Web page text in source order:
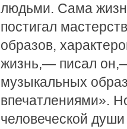
людьми. Сама
постигал
образов,
жизнь,— писал
музыкальных
впечатлениями».
человеческой